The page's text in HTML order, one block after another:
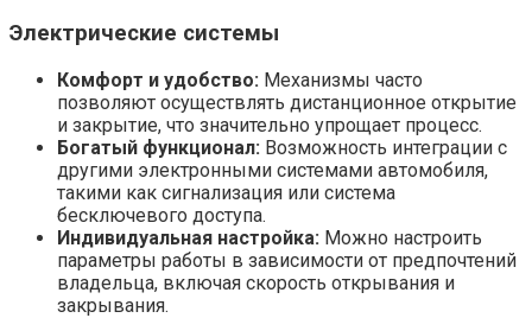
Электрические системы
Комфорт и удобство: Механизмы часто
позволяют осуществлять дистанционное открытие
и закрытие, что значительно упрощает процесс.
Богатый функционал: Возможность интеграции с
другими электронными системами автомобиля,
такими как сигнализация или система
бесключевого доступа.
Индивидуальная настройка: Можно настроить
параметры работы в зависимости от предпочтений
владельца, включая скорость открывания и
закрывания.